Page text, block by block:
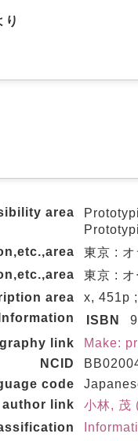
area
東京 : オ
東京 :
area
x, 451p
ISBN
link
Make:
NCID
code
author link
小林, 茂